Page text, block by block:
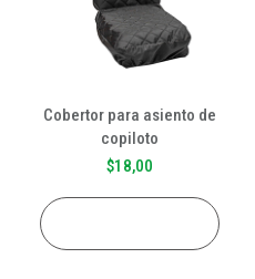
Cobertor para asiento de
copiloto
$18,00